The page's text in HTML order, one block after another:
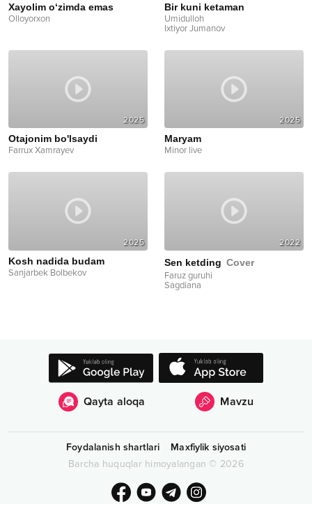
Xayolim o‘zimda emas
Olloyorxon
Bir kuni ketaman
Umidulloh
Ixtiyor Jumanov
2025
Otajonim bo'lsaydi
Farrux Xamrayev
2025
Maryam
Minor live
2025
Kosh nadida budam
Sanjarbek Bolbekov
2022
Sen ketding Cover
Faruz guruhi
Sagdiana
Qayta aloqa Mavzu
Foydalanish shartlari
Maxfiylik siyosati
Barcha huquqlar himoyalangan © 2026